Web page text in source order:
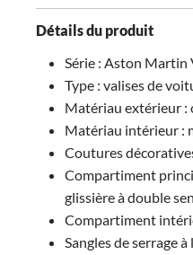
Détails du produit
Série : Aston Martin
Type : valises de
Matériau extérieur :
Matériau intérieur :
Coutures
Compartiment
glissière à double
Compartiment
Sangles de serrage